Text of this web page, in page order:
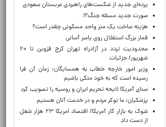
پرده‌ای جدید از شکست‌های راهبردی عربستان سعودی
صورت جدید مسئله جنگ؟!
هزینه ساخت یک متر واحد مسکونی چقدر است؟
قمار بزرگ استقلال روی یاسر آسانی
محدودیت تردد در آزادراه تهران کرج قزوین تا ۲۰
شهریور/ جزئیات
وزیر امور خارجه خطاب به همسایگان: زمان آن فرا
رسیده است که به خود متکی باشیم
سنای آمریکا لایحه تحریم ایران و روسیه را تصویب کرد
پزشکیان: ما نوکر مردم و در خدمت آنان هستیم
شوک به بازار کار آمریکا/ اقتصاد امریکا ۲۳ هزار شغل
از دست داد